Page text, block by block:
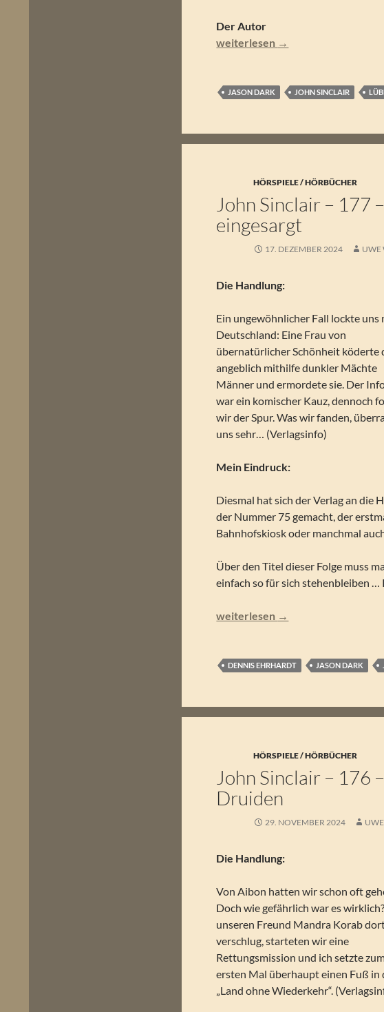
Der Autor
Jason Dark – John Sinclair
weiterlesen →
JASON DARK JOHN SINCLAIR
HÖRSPIELE / HÖRBÜCHER
John Sinclair – 177
eingesargt
17. DEZEMBER 2024 UWE
Die Handlung:
Ein ungewöhnlicher Fall lockte uns
Deutschland: Eine Frau von
übernatürlicher Schönheit köderte
angeblich mithilfe dunkler Mächte
Männer und ermordete sie. Der
war ein komischer Kauz, dennoch
wir der Spur. Was wir fanden,
uns sehr… (Verlagsinfo)
Mein Eindruck:
Diesmal hat sich der Verlag an die
der Nummer 75 gemacht, der
Bahnhofskiosk oder manchmal
Über den Titel dieser Folge muss
einfach so für sich stehenbleiben …
John Sinclair – 177 – Verliebt,
weiterlesen →
DENNIS EHRHARDT JASON DARK
HÖRSPIELE / HÖRBÜCHER
John Sinclair – 176
Druiden
29. NOVEMBER 2024
Die Handlung:
Von Aibon hatten wir schon oft
Doch wie gefährlich war es
unseren Freund Mandra Korab
verschlug, starteten wir eine
Rettungsmission und ich setzte
ersten Mal überhaupt einen Fuß in
„Land ohne Wiederkehr“.